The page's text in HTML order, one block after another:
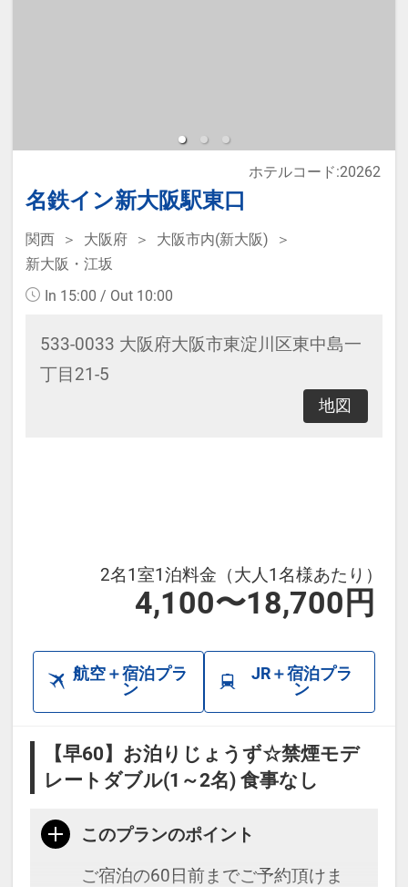
レイトチェックアウト 12：00（通
名鉄イン新大阪駅東口
ホテルコード:20262
関西 大阪府
大阪市内(新大阪)
新大阪・江坂
In 15:00 / Out 10:00
533-0033 大阪府大阪市東淀川区東中島一
丁目21-5
地図
2名1室1泊料金（大人1名様あたり）
4,100〜18,700円
航空＋宿泊プラ
ン
JR＋宿泊プラ
ン
【早60】お泊りじょうず☆禁煙モデ
レートダブル(1～2名) 食事なし
このプランのポイント
ご宿泊の60日前までご予約頂けま